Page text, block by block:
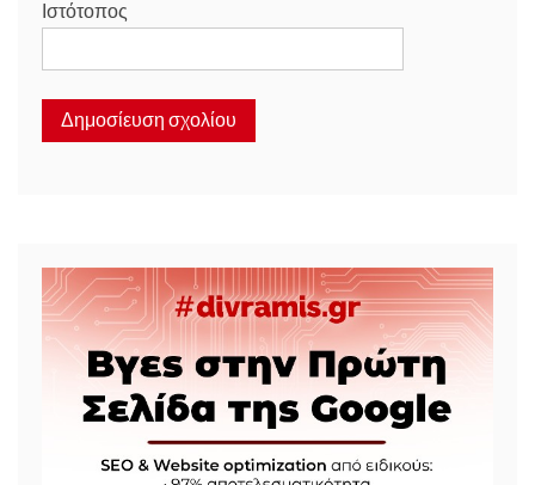
Ιστότοπος